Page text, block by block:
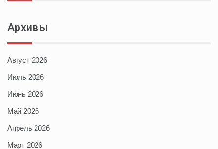
Архивы
Август 2026
Июль 2026
Июнь 2026
Май 2026
Апрель 2026
Март 2026